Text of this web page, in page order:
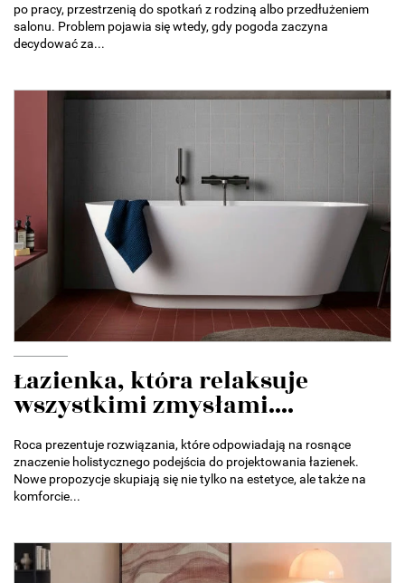
po pracy, przestrzenią do spotkań z rodziną albo przedłużeniem
salonu. Problem pojawia się wtedy, gdy pogoda zaczyna
decydować za...
Łazienka, która relaksuje
wszystkimi zmysłami....
Roca prezentuje rozwiązania, które odpowiadają na rosnące
znaczenie holistycznego podejścia do projektowania łazienek.
Nowe propozycje skupiają się nie tylko na estetyce, ale także na
komforcie...